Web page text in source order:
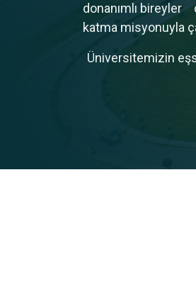
donanımlı bireyler
katma misyonuyla
Üniversitemizin